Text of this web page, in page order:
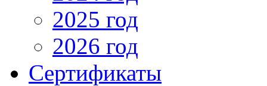
2025 год
2026 год
Сертификаты